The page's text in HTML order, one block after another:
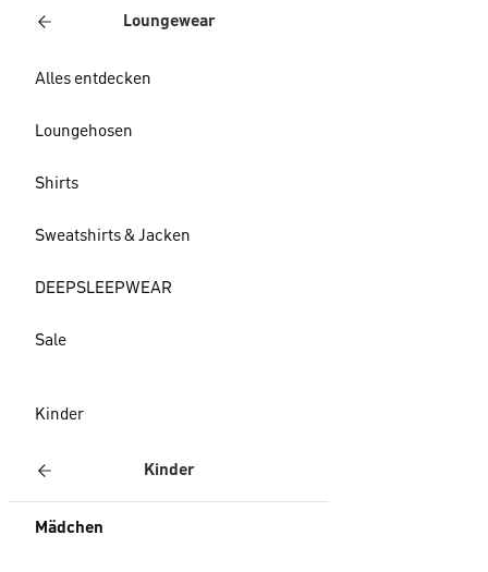
Loungewear
Alles entdecken
Loungehosen
Shirts
Sweatshirts & Jacken
DEEPSLEEPWEAR
Sale
Kinder
Kinder
Mädchen